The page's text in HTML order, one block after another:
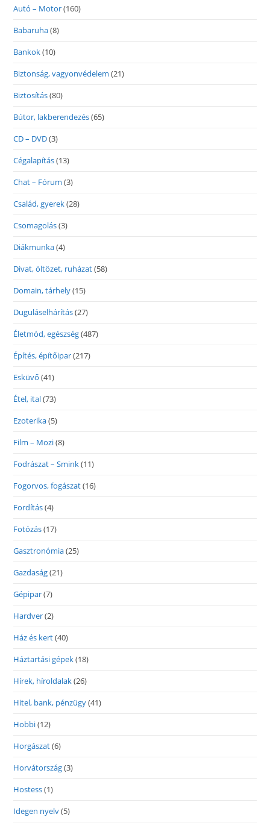
Autó – Motor(160)
Babaruha(8)
Bankok(10)
Biztonság, vagyonvédelem (21)
Biztosítás(80)
Bútor, lakberendezés(65)
CD – DVD(3)
Cégalapítás(13)
Chat – Fórum (3)
Család, gyerek(28)
Csomagolás(3)
Diákmunka(4)
Divat, öltözet, ruházat(58)
Domain, tárhely(15)
Duguláselhárítás(27)
Életmód, egészség(487)
Építés, építőipar(217)
Esküvő (41)
Étel, ital(73)
Ezoterika(5)
Film – Mozi(8)
Fodrászat – Smink(11)
Fogorvos, fogászat(16)
Fordítás(4)
Fotózás(17)
Gasztronómia(25)
Gazdaság(21)
Gépipar(7)
Hardver(2)
Ház és kert(40)
Háztartási gépek(18)
Hírek, híroldalak(26)
Hitel, bank, pénzügy(41)
Hobbi(12)
Horgászat(6)
Horvátország(3)
Hostess(1)
Idegen nyelv(5)